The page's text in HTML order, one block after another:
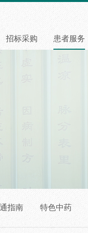
招标采购 患者服务
指南 特色中药